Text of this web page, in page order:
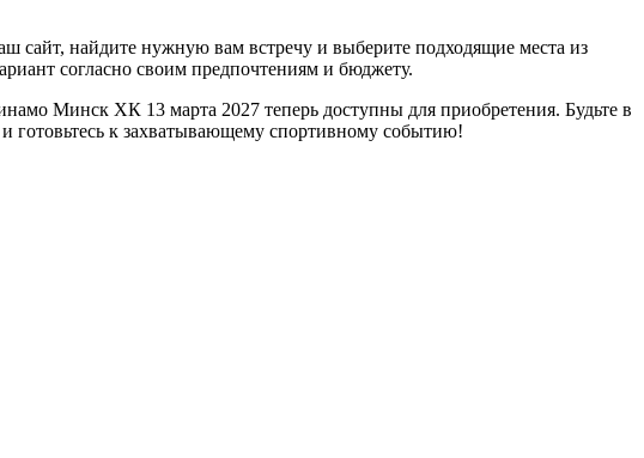
найдите нужную вам встречу и выберите подходящие места из
согласно своим предпочтениям и бюджету.
Минск ХК 13 марта 2027 теперь доступны для приобретения. Будьте в
готовьтесь к захватывающему спортивному событию!